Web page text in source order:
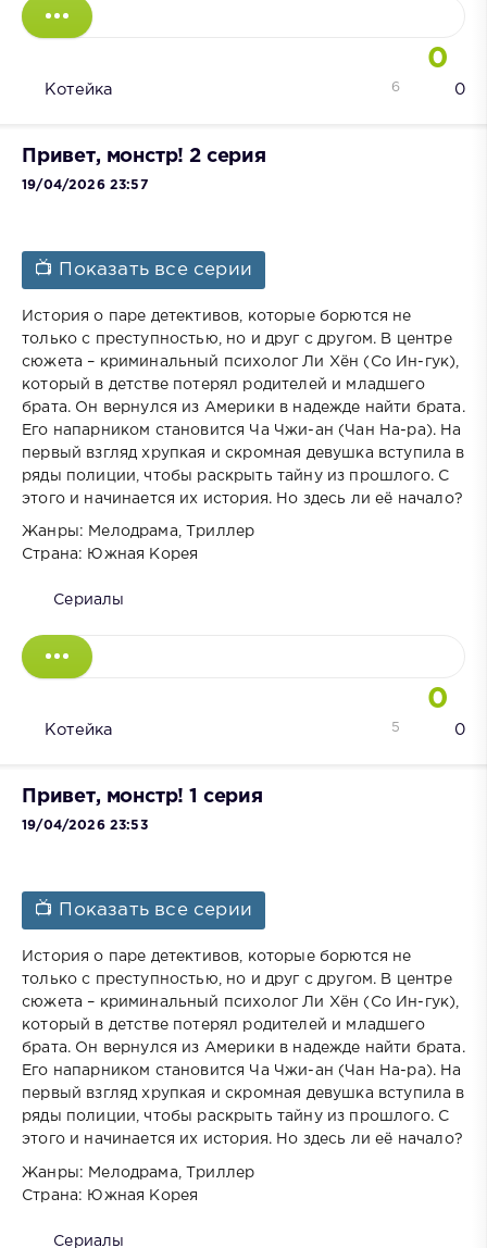
0
Котейка 0
6
Привет, монстр! 2 серия
19/04/2026 23:57
📺 Показать все серии
История о паре детективов, которые борются не
только с преступностью, но и друг с другом. В центре
сюжета – криминальный психолог Ли Хён (Со Ин-гук),
который в детстве потерял родителей и младшего
брата. Он вернулся из Америки в надежде найти брата.
Его напарником становится Ча Чжи-ан (Чан На-ра). На
первый взгляд хрупкая и скромная девушка вступила в
ряды полиции, чтобы раскрыть тайну из прошлого. С
этого и начинается их история. Но здесь ли её начало?
Жанры: Мелодрама, Триллер
Страна: Южная Корея
Сериалы
0
Котейка 0
5
Привет, монстр! 1 серия
19/04/2026 23:53
📺 Показать все серии
История о паре детективов, которые борются не
только с преступностью, но и друг с другом. В центре
сюжета – криминальный психолог Ли Хён (Со Ин-гук),
который в детстве потерял родителей и младшего
брата. Он вернулся из Америки в надежде найти брата.
Его напарником становится Ча Чжи-ан (Чан На-ра). На
первый взгляд хрупкая и скромная девушка вступила в
ряды полиции, чтобы раскрыть тайну из прошлого. С
этого и начинается их история. Но здесь ли её начало?
Жанры: Мелодрама, Триллер
Страна: Южная Корея
Сериалы